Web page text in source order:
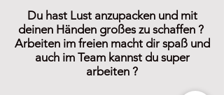
Du hast Lust anzupacken und mit
deinen Händen großes zu schaffen ?
Arbeiten im freien macht dir spaß und
auch im Team kannst du super
arbeiten ?